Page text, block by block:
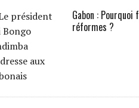
Gabon :
réformes ?